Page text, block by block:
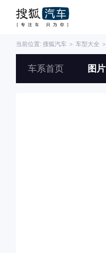
当前位置: 搜狐汽车 ＞ 车型大全 ＞
车系首页 图片